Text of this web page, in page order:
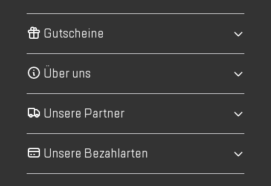
Gutscheine
Über uns
Unsere Partner
Unsere Bezahlarten